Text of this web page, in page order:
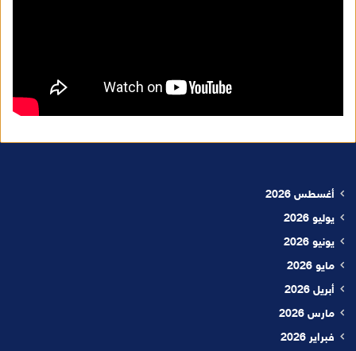
أغسطس 2026
يوليو 2026
يونيو 2026
مايو 2026
أبريل 2026
مارس 2026
فبراير 2026